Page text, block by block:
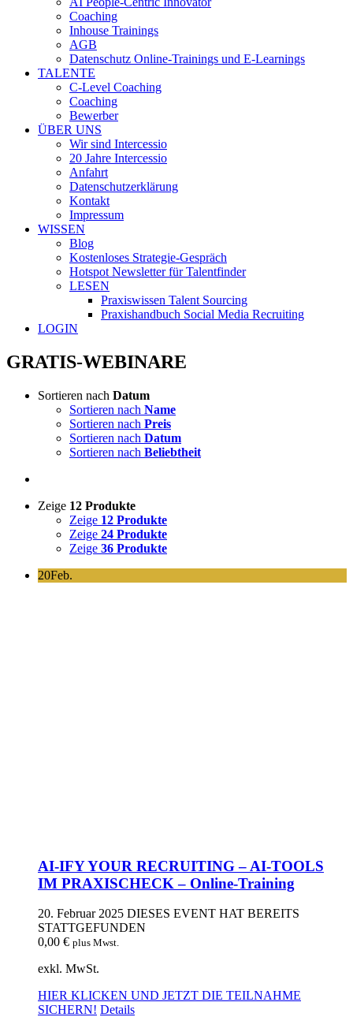
Coaching
Inhouse Trainings
AGB
Datenschutz Online-Trainings und E-Learnings
TALENTE
C-Level Coaching
Coaching
Bewerber
ÜBER UNS
Wir sind Intercessio
20 Jahre Intercessio
Anfahrt
Datenschutzerklärung
Kontakt
Impressum
WISSEN
Blog
Kostenloses Strategie-Gespräch
Hotspot Newsletter für Talentfinder
LESEN
Praxiswissen Talent Sourcing
Praxishandbuch Social Media Recruiting
LOGIN
GRATIS-WEBINARE
Sortieren nach Datum
Sortieren nach Name
Sortieren nach Preis
Sortieren nach Datum
Sortieren nach Beliebtheit
Zeige 12 Produkte
Zeige 12 Produkte
Zeige 24 Produkte
Zeige 36 Produkte
20Feb.
AI-IFY YOUR RECRUITING – AI-TOOLS
IM PRAXISCHECK – Online-Training
20. Februar 2025 DIESES EVENT HAT BEREITS
STATTGEFUNDEN
0,00 € plus Mwst.
exkl. MwSt.
HIER KLICKEN UND JETZT DIE TEILNAHME
SICHERN! Details